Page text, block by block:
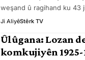
weşand û ragihand ku 43
Ji AliyêStêrk TV
Ûlûgana: Lozan
komkujiyên 1925-